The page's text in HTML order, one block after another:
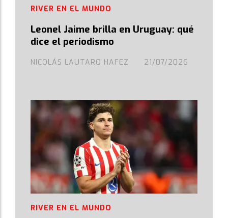
Leonel Jaime brilla en Uruguay: qué
dice el periodismo
NICOLÁS LAUTARO HAFEZ
RIVER EN EL MUNDO
21/07/2026
RIVER EN EL MUNDO